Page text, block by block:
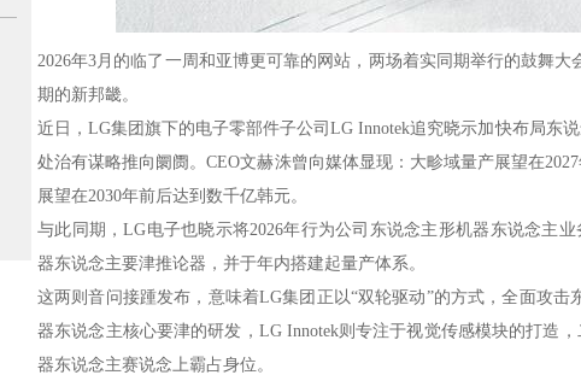
2026年3月的临了一周和亚博更可靠的网站，两场着实同期举行的鼓舞
期的新邦畿。
近日，LG集团旗下的电子零部件子公司LG Innotek追究晓示加快布局东
处治有谋略推向阛阓。CEO文赫洙曾向媒体显现：大畛域量产展望在
展望在2030年前后达到数千亿韩元。
与此同期，LG电子也晓示将2026年行为公司东说念主形机器东说念主
器东说念主要津推论器，并于年内搭建起量产体系。
这两则音问接踵发布，意味着LG集团正以“双轮驱动”的方式，全面攻
器东说念主核心要津的研发，LG Innotek则专注于视觉传感模块的打造
器东说念主赛说念上霸占身位。